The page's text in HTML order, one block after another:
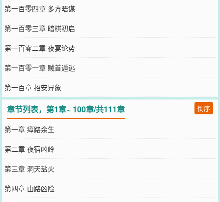
第一百零四章 多方晤谋
第一百零三章 暗棋初启
第一百零二章 夜宴论势
第一百零一章 贼首遁逃
第一百章 招安异象
章节列表，第1章~ 100章/共111章 倒序
第一章 瘴路余生
第二章 夜宿凶岭
第三章 洞天盐火
第四章 山路凶险